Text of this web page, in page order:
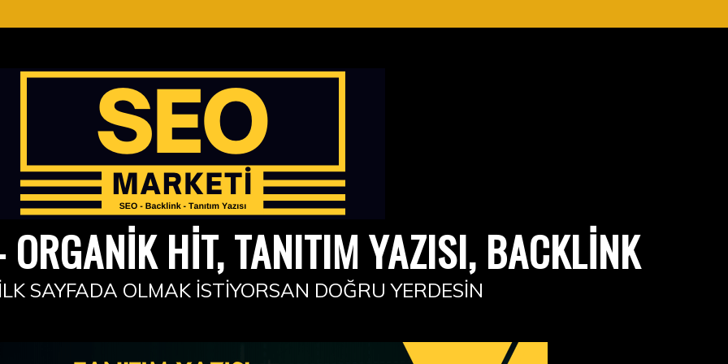
ORGANIK HIT, TANITIM YAZISI, BACKLINK
SAYFADA OLMAK İSTIYORSAN DOĞRU YERDESIN